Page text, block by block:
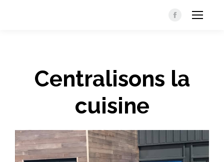
Facebook
Centralisons la
cuisine